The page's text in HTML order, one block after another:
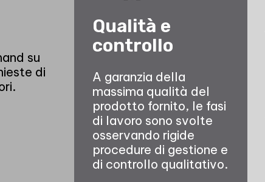
su
di
Qualità e
controllo
A garanzia della
massima qualità del
prodotto fornito, le fasi
di lavoro sono svolte
osservando rigide
procedure di gestione e
di controllo qualitativo.